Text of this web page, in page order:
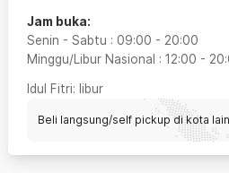
Jam buka:
Senin - Sabtu : 09:00 - 20:00
Minggu/Libur Nasional : 12:00 -
Idul Fitri: libur
Beli langsung/self pickup di kota